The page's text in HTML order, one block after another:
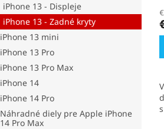
iPhone 13 - Displeje
iPhone 13 - Zadné kryty
iPhone 13 mini
iPhone 13 Pro
iPhone 13 Pro Max
iPhone 14
iPhone 14 Pro
Náhradné diely pre Apple iPhone
14 Pro Max